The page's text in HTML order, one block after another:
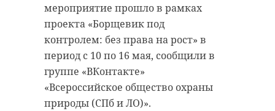
мероприятие прошло в рамках
проекта «Борщевик под
контролем: без права на рост» в
период с 10 по 16 мая, сообщили в
группе «ВКонтакте»
«Всероссийское общество охраны
природы (СПб и ЛО)».